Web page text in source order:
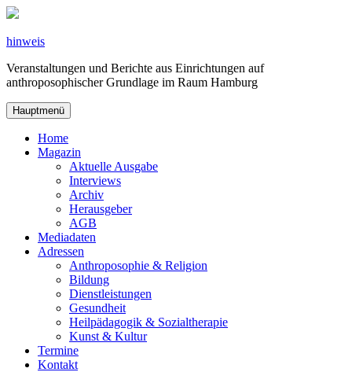
Zum
springen
hinweis
Veranstaltungen und Berichte aus Einrichtungen auf
anthroposophischer Grundlage im Raum Hamburg
Hauptmenü
Home
Magazin
Aktuelle Ausgabe
Interviews
Archiv
Herausgeber
AGB
Mediadaten
Adressen
Anthroposophie & Religion
Bildung
Dienstleistungen
Gesundheit
Heilpädagogik & Sozialtherapie
Kunst & Kultur
Termine
Kontakt